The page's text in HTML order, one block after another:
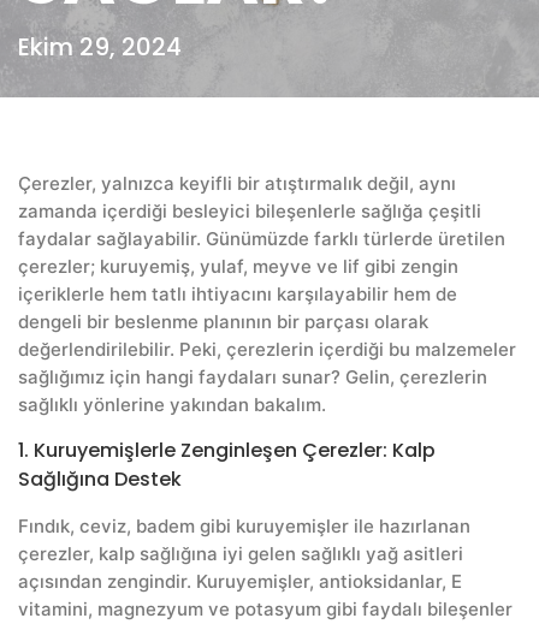
Ekim 29, 2024
Çerezler, yalnızca keyifli bir atıştırmalık değil, aynı
zamanda içerdiği besleyici bileşenlerle sağlığa çeşitli
faydalar sağlayabilir. Günümüzde farklı türlerde üretilen
çerezler; kuruyemiş, yulaf, meyve ve lif gibi zengin
içeriklerle hem tatlı ihtiyacını karşılayabilir hem de
dengeli bir beslenme planının bir parçası olarak
değerlendirilebilir. Peki, çerezlerin içerdiği bu malzemeler
sağlığımız için hangi faydaları sunar? Gelin, çerezlerin
sağlıklı yönlerine yakından bakalım.
1. Kuruyemişlerle Zenginleşen Çerezler: Kalp
Sağlığına Destek
Fındık, ceviz, badem gibi kuruyemişler ile hazırlanan
çerezler, kalp sağlığına iyi gelen sağlıklı yağ asitleri
açısından zengindir. Kuruyemişler, antioksidanlar, E
vitamini, magnezyum ve potasyum gibi faydalı bileşenler